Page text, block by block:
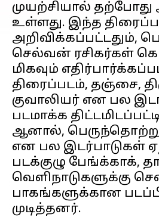
முயற்சியால் தற்போது
உள்ளது. இந்த
அறிவிக்கப்பட்டதும்,
செல்வன் ரசிகர்கள்
மிகவும்
திரைப்படம், தஞ்சை,
குவாலியர் என பல
படமாக்க
ஆனால்,
என பல இடர்பாடுகள்
படக்குழு பேங்க்காக்,
வெளிநாடுகளுக்கு
பாகங்களுக்கான
முடித்தனர்.